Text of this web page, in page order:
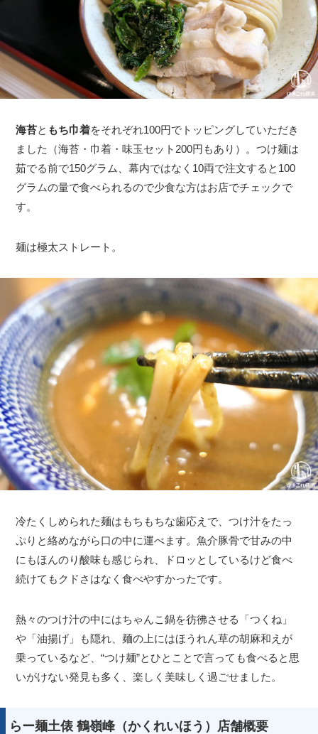
海苔と もち巾着をそれぞれ100円でトッピングしていただき
ました（海苔・巾着・味玉セット200円もあり）。つけ麺は
茹でる前で150グラム、幕内ではなく10両で注文すると100
グラムの量で食べられるので少食な方はお店でチェックで
す。
麺は極太ストレート。
冷たくしめられた麺はもちもちな歯応えで、つけ汁をたっ
ぷりと絡めながら口の中に運べます。魚介豚骨で甘みの中
にもほんのり酸味も感じられ、ドロッとしているけど食べ
続けてもクドさはなく食べやすかったです。
熱々のつけ汁の中にはちゃんこ鍋を彷彿させる「つくね」
や「油揚げ」も隠れ、麺の上にはほうれん草の胡麻和えが
乗っているなど、“つけ麺”とひとことで言っても食べると思
いがけない発見も多く、楽しく美味しく過ごせました。
らー麺土俵 鶴嶺峰（かくれいほう）店舗概要